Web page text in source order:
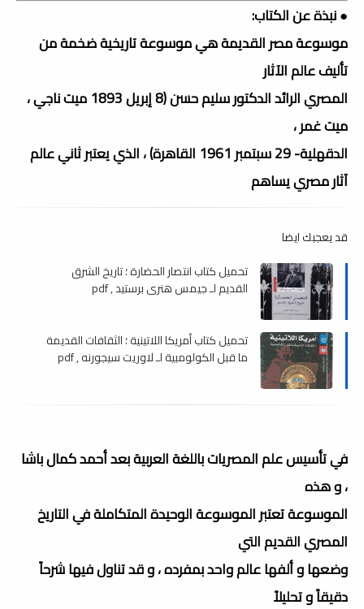
● نبذة عن الكتاب:
موسوعة مصر القديمة هي موسوعة تاريخية ضخمة من
تأليف عالم الآثار
المصري الرائد الدكتور سليم حسن (8 إبريل 1893 ميت ناجي ،
ميت غمر ،
الدقهلية- 29 سبتمبر 1961 القاهرة) ، الذي يعتبر ثاني عالم
آثار مصري يساهم
قد يعجبك ايضا
تحميل كتاب انتصار الحضارة ؛ تاريخ الشرق
القديم لـ جيمس ھنري برستيد , pdf
تحميل كتاب أمريكا اللاتينية ؛ الثقافات القديمة
ما قبل الكولومبية لـ لاوريت سيجورنه , pdf
في تأسيس علم المصريات باللغة العربية بعد أحمد كمال باشا
، و هذه
الموسوعة تعتبر الموسوعة الوحيدة المتكاملة في التاريخ
المصري القديم التي
وضعها و ألفها عالم واحد بمفرده ، و قد تناول فيها شرحاً
دقيقاً و تحليلاً